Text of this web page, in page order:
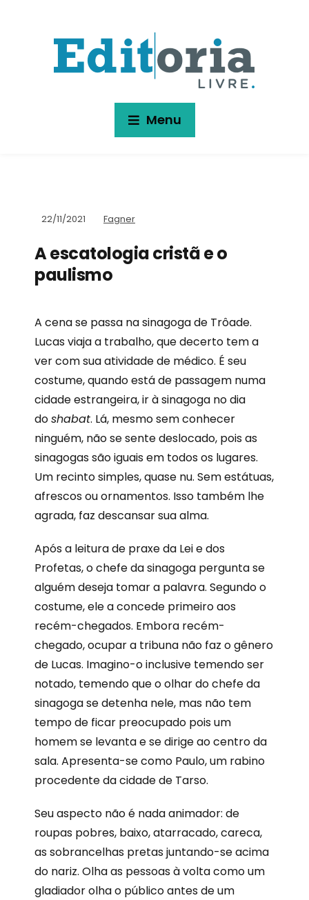
Menu
22/11/2021 Fagner
A escatologia cristã e o
paulismo
A cena se passa na sinagoga de Trôade.
Lucas viaja a trabalho, que decerto tem a
ver com sua atividade de médico. É seu
costume, quando está de passagem numa
cidade estrangeira, ir à sinagoga no dia
doshabat. Lá, mesmo sem conhecer
ninguém, não se sente deslocado, pois as
sinagogas são iguais em todos os lugares.
Um recinto simples, quase nu. Sem estátuas,
afrescos ou ornamentos. Isso também lhe
agrada, faz descansar sua alma.
Após a leitura de praxe da Lei e dos
Profetas, o chefe da sinagoga pergunta se
alguém deseja tomar a palavra. Segundo o
costume, ele a concede primeiro aos
recém-chegados. Embora recém-
chegado, ocupar a tribuna não faz o gênero
de Lucas. Imagino-o inclusive temendo ser
notado, temendo que o olhar do chefe da
sinagoga se detenha nele, mas não tem
tempo de ficar preocupado pois um
homem se levanta e se dirige ao centro da
sala. Apresenta-se como Paulo, um rabino
procedente da cidade de Tarso.
Seu aspecto não é nada animador: de
roupas pobres, baixo, atarracado, careca,
as sobrancelhas pretas juntando-se acima
do nariz. Olha as pessoas à volta como um
gladiador olha o público antes de um